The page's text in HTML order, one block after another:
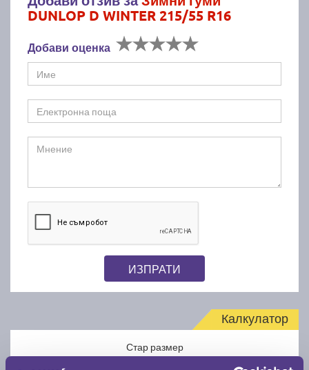
DUNLOP D WINTER 215/55 R16
Добави оценка
ИЗПРАТИ
Калкулатор
Стар размер